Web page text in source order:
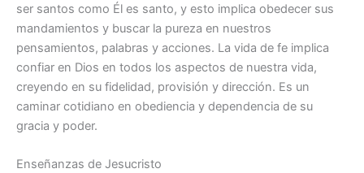
ser santos como Él es santo, y esto implica obedecer sus
mandamientos y buscar la pureza en nuestros
pensamientos, palabras y acciones. La vida de fe implica
confiar en Dios en todos los aspectos de nuestra vida,
creyendo en su fidelidad, provisión y dirección. Es un
caminar cotidiano en obediencia y dependencia de su
gracia y poder.
Enseñanzas de Jesucristo